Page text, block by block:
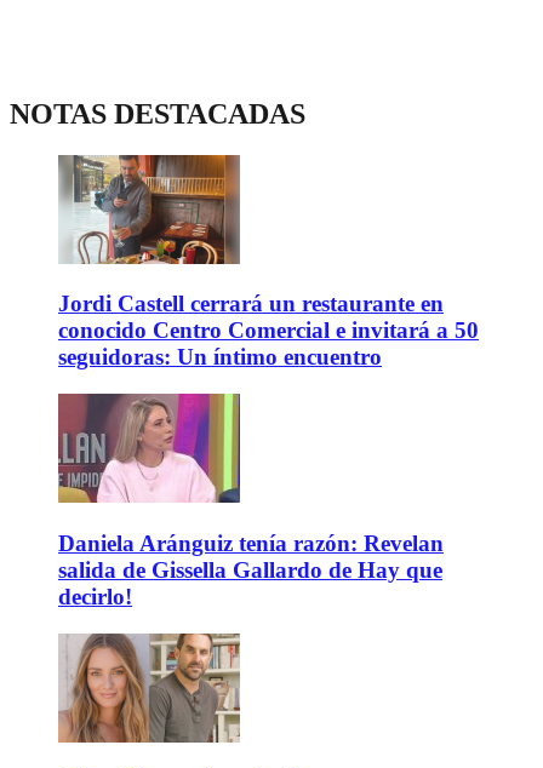
NOTAS DESTACADAS
Jordi Castell cerrará un restaurante en
conocido Centro Comercial e invitará a 50
seguidoras: Un íntimo encuentro
Daniela Aránguiz tenía razón: Revelan
salida de Gissella Gallardo de Hay que
decirlo!